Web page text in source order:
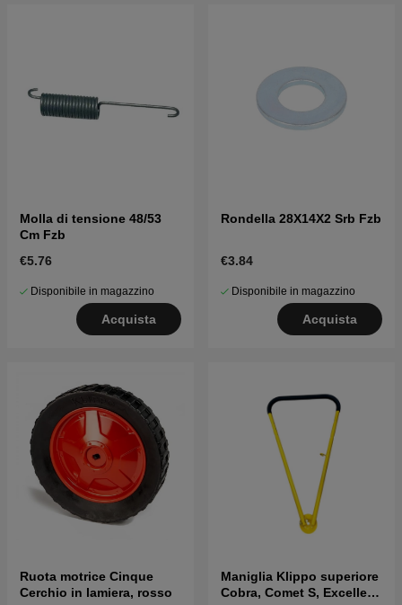
Molla di tensione 48/53
Cm Fzb
€5.76
Disponibile in magazzino
Acquista
Rondella 28X14X2 Srb Fzb
€3.84
Disponibile in magazzino
Acquista
Ruota motrice Cinque
Cerchio in lamiera, rosso
Maniglia Klippo superiore
Cobra, Comet S, Excellent